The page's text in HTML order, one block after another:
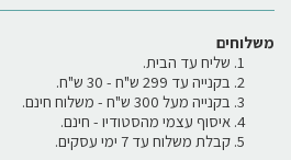
משלוחים
שליח עד הבית.
בקנייה עד 299 ש"ח - 30 ש"ח.
בקנייה מעל 300 ש"ח - משלוח חינם.
איסוף עצמי מהסטודיו - חינם.
קבלת משלוח עד 7 ימי עסקים.